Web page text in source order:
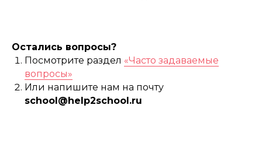
7. РЕАЛИЗАЦИЯ
ПРОЕКТА
Когда сбор
закрывается или
появляется партнер,
который полностью
покрывает
Остались вопросы?
Посмотрите раздел «Часто задаваемые
вопросы»
Или напишите нам на почту
school@help2school.ru